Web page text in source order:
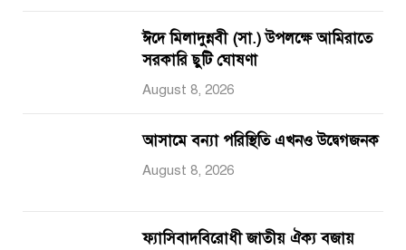
ঈদে মিলাদুন্নবী (সা.) উপলক্ষে আমিরাতে
সরকারি ছুটি ঘোষণা
August 8, 2026
আসামে বন্যা পরিস্থিতি এখনও উদ্বেগজনক
August 8, 2026
ফ্যাসিবাদবিরোধী জাতীয় ঐক্য বজায়